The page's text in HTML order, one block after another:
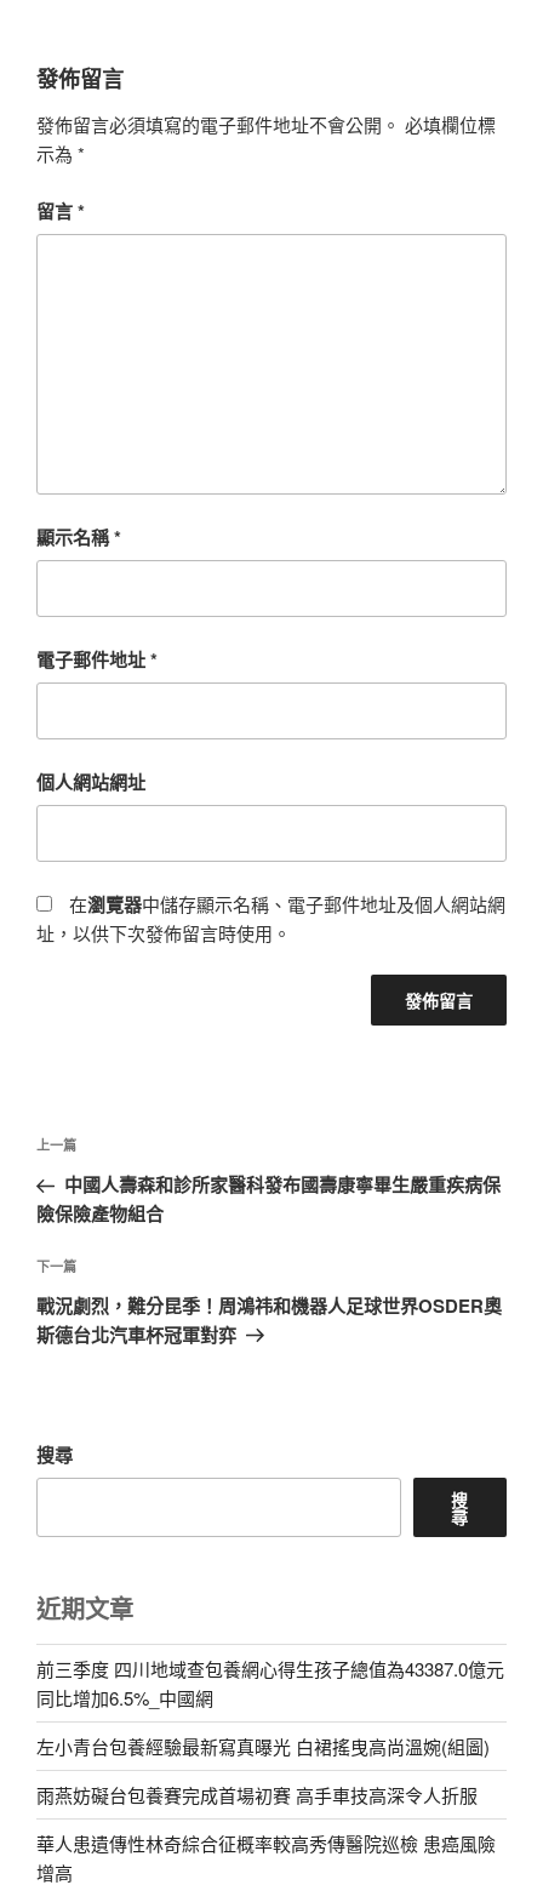
發佈留言
發佈留言必須填寫的電子郵件地址不會公開。 必填欄位標
示為 *
留言*
顯示名稱*
電子郵件地址*
個人網站網址
在瀏覽器中儲存顯示名稱、電子郵件地址及個人網站網
址，以供下次發佈留言時使用。
文
導
覽
上
一
篇
章
上一篇
中國人壽森和診所家醫科發布國壽康寧畢生嚴重疾病保
險保險產物組合
下
一
篇
下一篇
戰況劇烈，難分昆季！周鴻祎和機器人足球世界OSDER奧
斯德台北汽車杯冠軍對弈
搜尋
搜
尋
近期文章
前三季度 四川地域查包養網心得生孩子總值為43387.0億元
同比增加6.5%_中國網
左小青台包養經驗最新寫真曝光 白裙搖曳高尚溫婉(組圖)
雨燕妨礙台包養賽完成首場初賽 高手車技高深令人折服
華人患遺傳性林奇綜合征概率較高秀傳醫院巡檢 患癌風險
增高